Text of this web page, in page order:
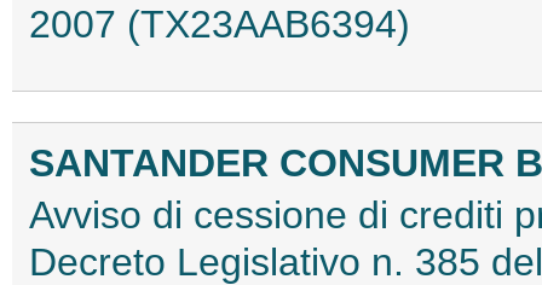
2007 (TX23AAB6394)
SANTANDER CONSUMER
Avviso di cessione di crediti
Decreto Legislativo n. 385